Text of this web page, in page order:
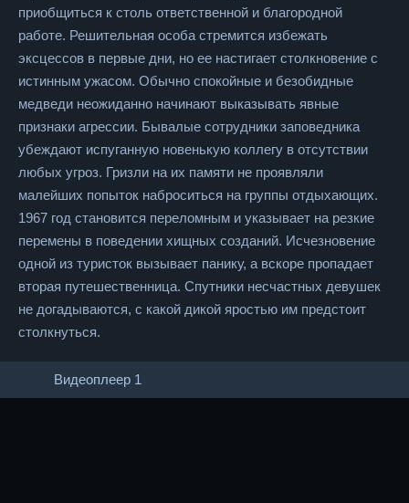
приобщиться к столь ответственной и благородной
работе. Решительная особа стремится избежать
эксцессов в первые дни, но ее настигает столкновение с
истинным ужасом. Обычно спокойные и безобидные
медведи неожиданно начинают выказывать явные
признаки агрессии. Бывалые сотрудники заповедника
убеждают испуганную новенькую коллегу в отсутствии
любых угроз. Гризли на их памяти не проявляли
малейших попыток наброситься на группы отдыхающих.
1967 год становится переломным и указывает на резкие
перемены в поведении хищных созданий. Исчезновение
одной из туристок вызывает панику, а вскоре пропадает
вторая путешественница. Спутники несчастных девушек
не догадываются, с какой дикой яростью им предстоит
столкнуться.
Видеоплеер 1